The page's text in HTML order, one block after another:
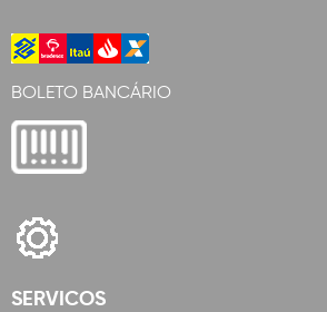
BOLETO BANCÁRIO
SERVICOS